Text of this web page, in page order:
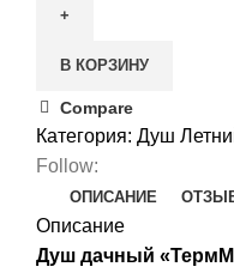
В КОРЗИНУ
Compare
Категория: Душ
Follow:
ОПИСАНИЕ
Описание
Душ дачный